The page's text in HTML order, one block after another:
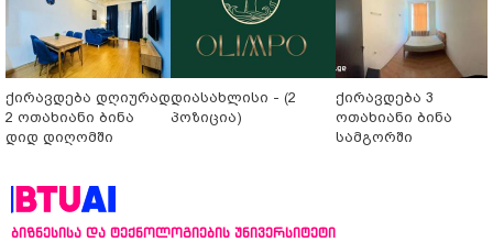
ქირავდება დღიურად
2 ოთახიანი ბინა
დიდ დიღომში
დიასახლისი - (2
პოზიცია)
ქირავდება 3
ოთახიანი ბინა
სამგორში
ბიზნესისა და ტექნოლოგიების უნივერსიტეტი